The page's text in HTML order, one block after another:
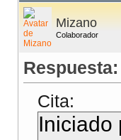
Mizano
Colaborador
Cita:
Iniciado